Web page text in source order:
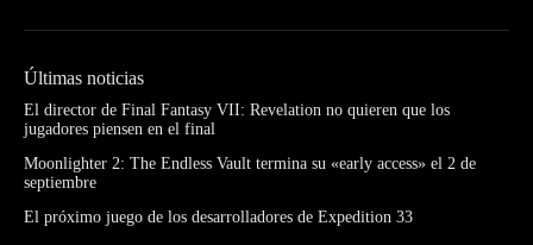
Últimas noticias
El director de Final Fantasy VII: Revelation no quieren que los
jugadores piensen en el final
Moonlighter 2: The Endless Vault termina su «early access» el 2 de
septiembre
El próximo juego de los desarrolladores de Expedition 33